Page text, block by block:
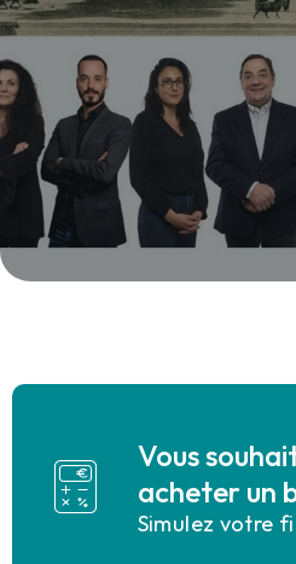
Vous
acheter un
Simulez votre